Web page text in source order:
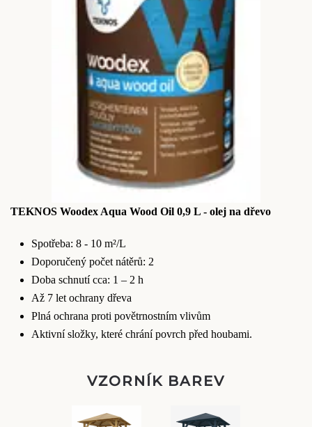
TEKNOS Woodex Aqua Wood Oil 0,9 L - olej na dřevo
Spotřeba: 8 - 10 m²/L
Doporučený počet nátěrů: 2
Doba schnutí cca: 1 – 2 h
Až 7 let ochrany dřeva
Plná ochrana proti povětrnostním vlivům
Aktivní složky, které chrání povrch před houbami.
VZORNÍK BAREV